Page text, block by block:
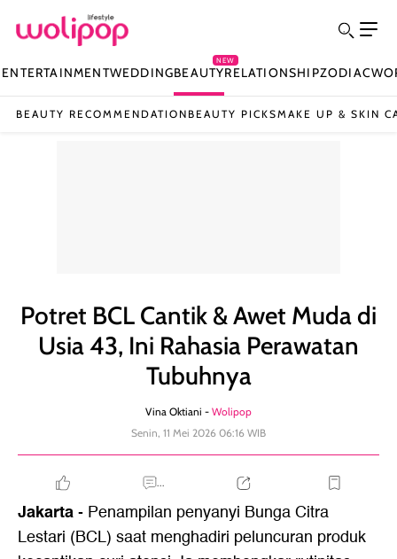
ENTERTAINMENTWEDDINGBEAUTY
NEW
RELATIONSHIPZODIAC
BEAUTY RECOMMENDATION BEAUTY PICKSMAKE UP & SKIN
Potret BCL Cantik & Awet Muda di
Usia 43, Ini Rahasia Perawatan
Tubuhnya
Vina Oktiani - Wolipop
Senin, 11 Mei 2026 06:16 WIB
...
Jakarta- Penampilan penyanyi Bunga Citra
Lestari (BCL) saat menghadiri peluncuran produk